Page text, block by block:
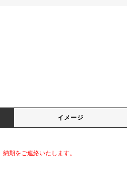
イメージ
期をご連絡いたします。